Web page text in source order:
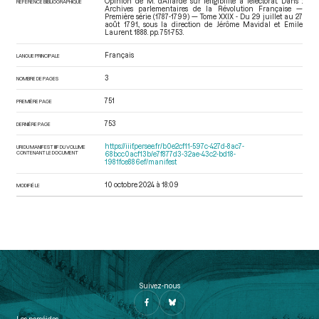
Archives parlementaires de la Révolution Française —
Première série (1787-1799) — Tome XXIX - Du 29 juillet au 27
août 1791.
, sous la direction de Jérôme Mavidal et Emile
Laurent. 1888. pp. 751-753.
LANGUE PRINCIPALE Français
NOMBRE DE PAGES 3
PREMIÈRE PAGE 751
DERNIÈRE PAGE 753
URI DU MANIFEST IIIF DU VOLUME
CONTENANT LE DOCUMENT
https://iiif.persee.fr/b0e2cf11-597c-427d-8ac7-
68bcc0acf13b/e7f877d3-32ae-43c2-bd18-
1981fce886ef/manifest
MODIFIÉ LE 10 octobre 2024 à 18:09
Suivez-nous